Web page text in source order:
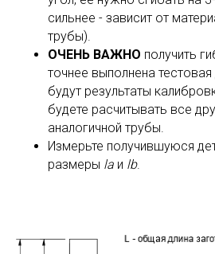
сильнее - зависит от
трубы).
ОЧЕНЬ ВАЖНО получить
точнее выполнена
будут результаты
будете расчитывать все
аналогичной трубы.
Измерьте получившуюся
размеры la и lb.